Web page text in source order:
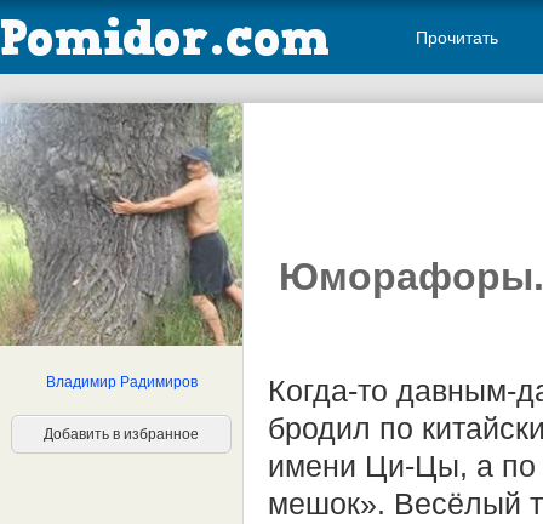
Прочитать
Владимир Радимиров
Добавить в избранное
Юморафоры.
Когда-то давным-
бродил по
имени Ци-Цы, а по
мешок». Весёлый